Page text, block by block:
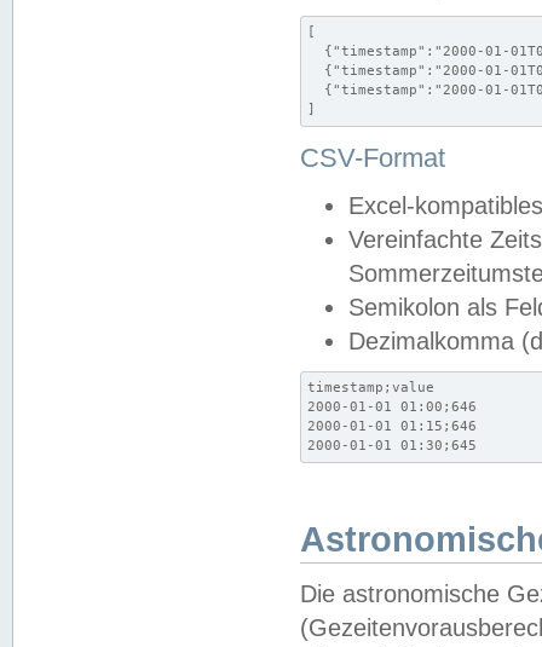
[
{"timestamp":"2000-01-
{"timestamp":"2000-01-
{"timestamp":"2000-01-
]
CSV-Format
Excel-
Vereinfachte
Semikolon als
Dezimalkomma
timestamp;value
2000-01-01 01:00;646
2000-01-01 01:15;646
2000-01-01 01:30;645
Die astronomische